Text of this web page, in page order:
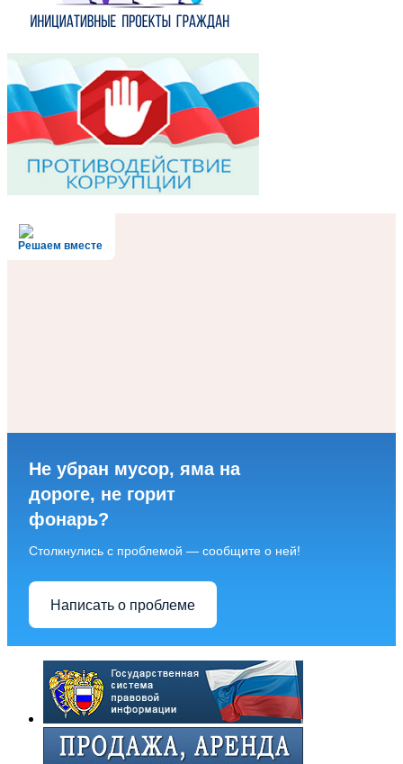
Решаем вместе
Не убран мусор, яма на
дороге, не горит
фонарь?
Столкнулись с проблемой — сообщите о ней!
Написать о проблеме